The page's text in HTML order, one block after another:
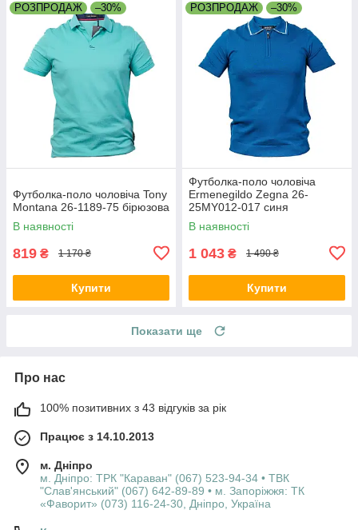
РОЗПРОДАЖ –30%
Футболка-поло чоловіча Tony
Montana 26-1189-75 бірюзова
В наявності
819 ₴ 1 170 ₴
Купити
РОЗПРОДАЖ –30%
Футболка-поло чоловіча
Ermenegildo Zegna 26-
25MY012-017 синя
В наявності
1 043 ₴ 1 490 ₴
Купити
Показати ще
Про нас
100% позитивних з 43 відгуків за рік
Працює з 14.10.2013
м. Дніпро
м. Дніпро: ТРК "Караван" (067) 523-94-34 • ТВК
"Слав'янський" (067) 642-89-89 • м. Запоріжжя: ТК
«Фаворит» (073) 116-24-30, Дніпро, Україна